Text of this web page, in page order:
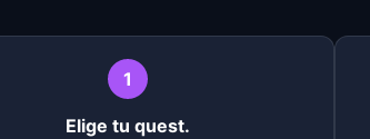
1
Elige tu quest.